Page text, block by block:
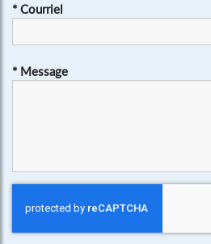
* Courriel
* Message